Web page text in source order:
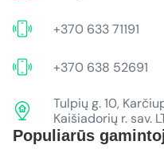
+370 633 71191
+370 638 52691
Tulpių g. 10,
Kaišiadorių r. sav.
Populiarūs